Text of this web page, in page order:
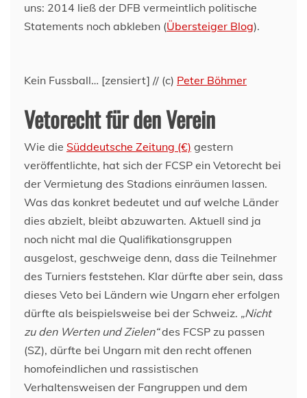
uns: 2014 ließ der DFB vermeintlich politische
Statements noch abkleben (Übersteiger Blog).
Kein Fussball… [zensiert] // (c) Peter Böhmer
Vetorecht für den Verein
Wie die Süddeutsche Zeitung (€) gestern
veröffentlichte, hat sich der FCSP ein Vetorecht bei
der Vermietung des Stadions einräumen lassen.
Was das konkret bedeutet und auf welche Länder
dies abzielt, bleibt abzuwarten. Aktuell sind ja
noch nicht mal die Qualifikationsgruppen
ausgelost, geschweige denn, dass die Teilnehmer
des Turniers feststehen. Klar dürfte aber sein, dass
dieses Veto bei Ländern wie Ungarn eher erfolgen
dürfte als beispielsweise bei der Schweiz. „Nicht
zu den Werten und Zielen“des FCSP zu passen
(SZ), dürfte bei Ungarn mit den recht offenen
homofeindlichen und rassistischen
Verhaltensweisen der Fangruppen und dem